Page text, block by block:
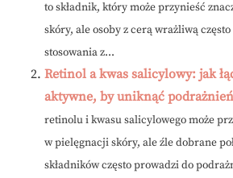
to składnik, który może przynieść
skóry, ale osoby z cerą wrażliwą
stosowania z...
Retinol a kwas salicylowy: jak
aktywne, by uniknąć
retinolu i kwasu salicylowego może
w pielęgnacji skóry, ale źle dobrane
składników często prowadzi do